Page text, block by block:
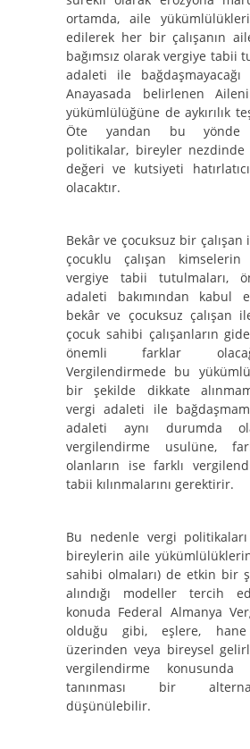
ortamda, aile
edilerek her bir çalışanın
bağımsız olarak vergiye tabii
adaleti ile
Anayasada belirlenen
yükümlülüğüne de aykırılık
Öte yandan bu yönde
politikalar, bireyler nezdinde
değeri ve kutsiyeti
olacaktır.
Bekâr ve çocuksuz bir çalışan
çocuklu çalışan kimselerin
vergiye tabii tutulmaları,
adaleti bakımından kabul
bekâr ve çocuksuz çalışan
çocuk sahibi çalışanların
önemli farklar
Vergilendirmede bu
bir şekilde dikkate
vergi adaleti ile
adaleti aynı durumda
vergilendirme usulüne,
olanların ise farklı
tabii kılınmalarını gerektirir.
Bu nedenle vergi
bireylerin aile
sahibi olmaları) de etkin bir
alındığı modeller tercih
konuda Federal Almanya
olduğu gibi, eşlere,
üzerinden veya bireysel
vergilendirme konusunda
tanınması bir
düşünülebilir.